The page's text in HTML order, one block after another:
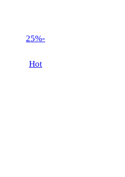
-25%
Hot